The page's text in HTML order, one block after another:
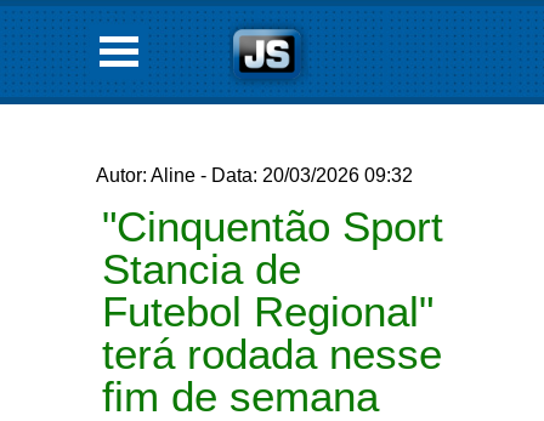
Autor: Aline - Data: 20/03/2026 09:32
"Cinquentão Sport
Stancia de
Futebol Regional"
terá rodada nesse
fim de semana